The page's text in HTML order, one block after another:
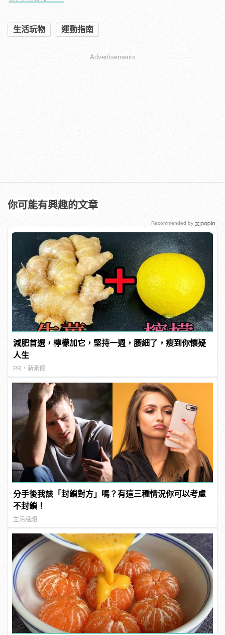
生活玩物 運動指南
Advertisements
你可能有興趣的文章
減肥首選，檸檬加它，堅持一週，腰細了，瘦到你懷疑
人生
PR・新素簡
分手後我該「封鎖對方」嗎？有這三種情況你可以考慮
不封鎖！
生活話題
Recommended by